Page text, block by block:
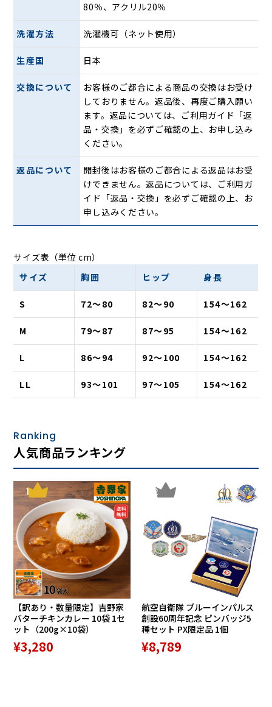
「ひだまり陽」は三重構造キルトウェーブ編地（袖部のみ二
重構造）により、高い保温力を実現。生地にたっぷりと空気
層をつくることで、断熱性を高めます。
で、外気温の影響を受けにくく、体温によってあたためられ
た暖気を逃がしません。
ダンロン（R）は肌に触れた瞬間からあたたかく感じ、やわ
らかい肌触りで着心地にも優れています。ひだまりの機能性
空気の層で包み込む特殊加工編地
ナイロンを縮ませ、空気層をプラスした三重構造特殊ウェー
ブ加工編地（袖部分の二重構造）により保温力アップ！あた
たかい体温はダンロン（R）で肌側にキープし、冷えの大敵
である汗や湿気は内側に留めることなく外側へ放出します。
1枚の肌着で2枚・3枚分の重ね着効果が実感できます。
透湿性に優れたダンロン（R）使用
肌側に使用しているダンロン（R）は保水をしないポリ塩化
ビニル繊維を使用しています。汗や湿気を留めず外側に放出
するため、肌に触れている部分は不快なベトつきがありませ
ん。ダンロン（R）は体温を奪う原因となる汗冷えを防ぐた
め、保温性にも優れます。
抗菌防臭・消臭。3つの臭気に効く
80％、アクリル20％
洗濯方法 洗濯機可（ネット使用）
生産国 日本
交換について
お客様のご都合による商品の交換はお受け
しておりません。返品後、再度ご購入願い
ます。返品については、ご利用ガイド「返
品・交換」を必ずご確認の上、お申し込み
ください。
返品について
開封後はお客様のご都合による返品はお受
けできません。返品については、ご利用ガ
イド「返品・交換」を必ずご確認の上、お
申し込みください。
サイズ表（単位 cm）
サイズ
胸囲 ヒップ 身長
S 72〜80 82〜90 154〜162
M 79〜87 87〜95 154〜162
L 86〜94 92〜100 154〜162
LL 93〜101 97〜105 154〜162
Ranking
人気商品ランキング
1
【訳あり・数量限定】吉野家
バターチキンカレー 10袋 1セ
ット（200g×10袋）
¥3,280
2
航空自衛隊 ブルーインパルス
創設60周年記念 ピンバッジ5
種セット PX限定品 1個
¥8,789